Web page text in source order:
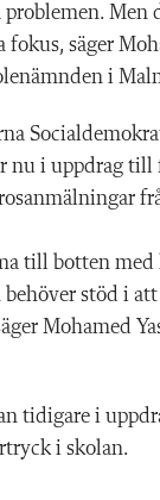
problemen. Men
säger
i
nu i uppdrag till
till botten med
stöd i
Mohamed
tidigare i
i skolan.